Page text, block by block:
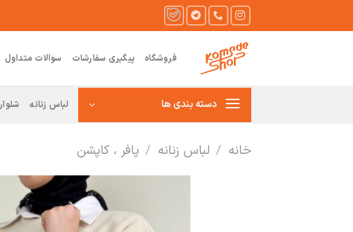
فروشگاه پیگیری سفارشات سوالات متداول
دسته بندی ها لباس زنانه شلوار
خانه / لباس زنانه / پافر ، کاپشن